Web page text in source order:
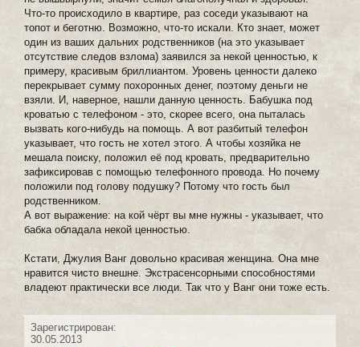
Что-то происходило в квартире, раз соседи указывают на
топот и беготню. Возможно, что-то искали. Кто знает, может
один из ваших дальних родственников (на это указывает
отсутствие следов взлома) заявился за некой ценностью, к
примеру, красивым бриллиантом. Уровень ценности далеко
перекрывает сумму похоронных денег, поэтому деньги не
взяли. И, наверное, нашли данную ценность. Бабушка под
кроватью с телефоном - это, скорее всего, она пыталась
вызвать кого-нибудь на помощь. А вот разбитый телефон
указывает, что гость не хотел этого. А чтобы хозяйка не
мешала поиску, положил её под кровать, предварительно
зафиксировав с помощью телефонного провода. Но почему
положили под голову подушку? Потому что гость был
родственником.
А вот выражение: на кой чёрт вы мне нужны - указывает, что
бабка обладала некой ценностью.
Кстати, Джулия Ванг довольно красивая женщина. Она мне
нравится чисто внешне. Экстрасенсорными способностями
владеют практически все люди. Так что у Ванг они тоже есть.
Зарегистрирован:
30.05.2013